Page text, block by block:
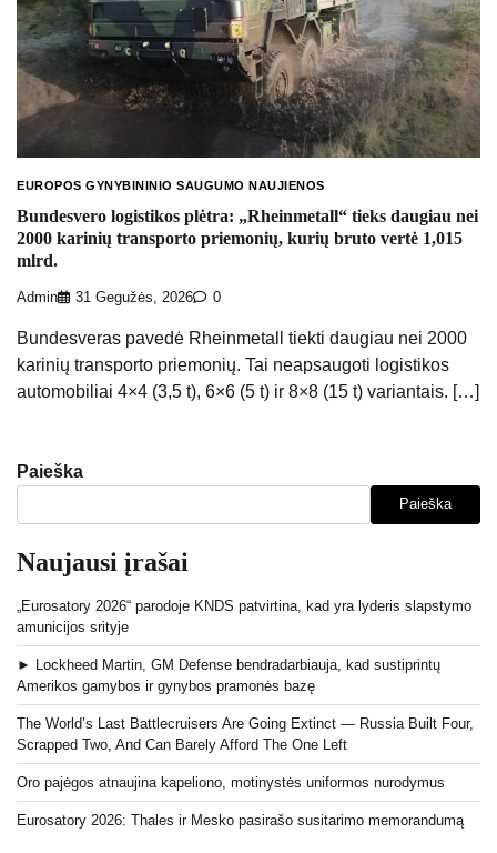
EUROPOS GYNYBININIO SAUGUMO NAUJIENOS
Bundesvero logistikos plėtra: „Rheinmetall“ tieks daugiau nei
2000 karinių transporto priemonių, kurių bruto vertė 1,015
mlrd.
Admin 31 Gegužės, 2026 0
Bundesveras pavedė Rheinmetall tiekti daugiau nei 2000
karinių transporto priemonių. Tai neapsaugoti logistikos
automobiliai 4×4 (3,5 t), 6×6 (5 t) ir 8×8 (15 t) variantais. […]
Paieška
Paieška
Naujausi įrašai
„Eurosatory 2026“ parodoje KNDS patvirtina, kad yra lyderis slapstymo
amunicijos srityje
► Lockheed Martin, GM Defense bendradarbiauja, kad sustiprintų
Amerikos gamybos ir gynybos pramonės bazę
The World’s Last Battlecruisers Are Going Extinct — Russia Built Four,
Scrapped Two, And Can Barely Afford The One Left
Oro pajėgos atnaujina kapeliono, motinystės uniformos nurodymus
Eurosatory 2026: Thales ir Mesko pasirašo susitarimo memorandumą